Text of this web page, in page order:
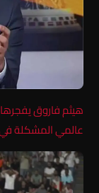
عالمي المشكلة